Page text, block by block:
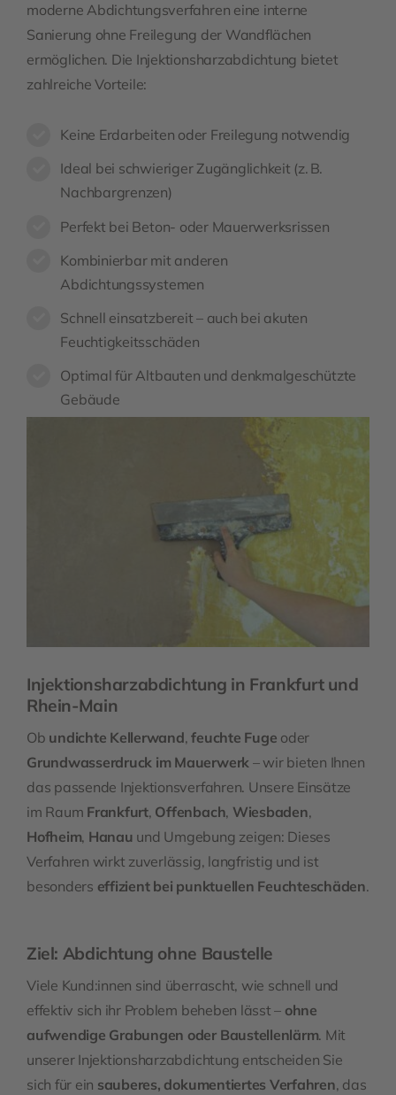
moderne Abdichtungsverfahren eine interne
Sanierung ohne Freilegung der Wandflächen
ermöglichen. Die Injektionsharzabdichtung bietet
zahlreiche Vorteile:
Keine Erdarbeiten oder Freilegung notwendig
Ideal bei schwieriger Zugänglichkeit (z. B.
Nachbargrenzen)
Perfekt bei Beton- oder Mauerwerksrissen
Kombinierbar mit anderen
Abdichtungssystemen
Schnell einsatzbereit – auch bei akuten
Feuchtigkeitsschäden
Optimal für Altbauten und denkmalgeschützte
Gebäude
Injektionsharzabdichtung in Frankfurt und
Rhein-Main
Ob undichte Kellerwand,feuchte Fuge oder
Grundwasserdruck im Mauerwerk – wir bieten Ihnen
das passende Injektionsverfahren. Unsere Einsätze
im Raum Frankfurt, Offenbach, Wiesbaden,
Hofheim, Hanau und Umgebung zeigen: Dieses
Verfahren wirkt zuverlässig, langfristig und ist
besonders effizient bei punktuellen Feuchteschäden.
Ziel: Abdichtung ohne Baustelle
Viele Kund:innen sind überrascht, wie schnell und
effektiv sich ihr Problem beheben lässt – ohne
aufwendige Grabungen oder Baustellenlärm. Mit
unserer Injektionsharzabdichtung entscheiden Sie
sich für ein sauberes, dokumentiertes Verfahren, das